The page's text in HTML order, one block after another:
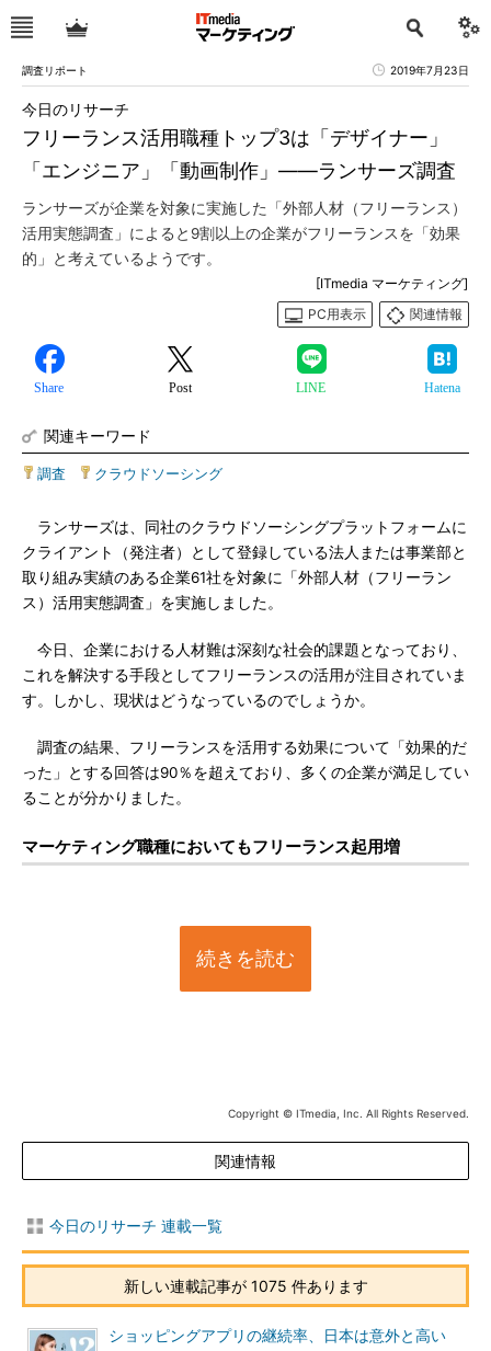
調査リポート 2019年7月23日
フリーランス活用職種トップ3は「デザイナー」
「エンジニア」「動画制作」――ランサーズ調査
今日のリサーチ
ランサーズが企業を対象に実施した「外部人材（フリーランス）
活用実態調査」によると9割以上の企業がフリーランスを「効果
的」と考えているようです。
[ITmedia マーケティング]
PC用表示
関連情報
Share Post LINE Hatena
関連キーワード
調査 クラウドソーシング
ランサーズは、同社のクラウドソーシングプラットフォームに
クライアント（発注者）として登録している法人または事業部と
取り組み実績のある企業61社を対象に「外部人材（フリーラン
ス）活用実態調査」を実施しました。
今日、企業における人材難は深刻な社会的課題となっており、
これを解決する手段としてフリーランスの活用が注目されていま
す。しかし、現状はどうなっているのでしょうか。
調査の結果、フリーランスを活用する効果について「効果的だ
った」とする回答は90％を超えており、多くの企業が満足してい
ることが分かりました。
マーケティング職種においてもフリーランス起用増
続きを読む
Copyright © ITmedia, Inc. All Rights Reserved.
関連情報
今日のリサーチ 連載一覧
新しい連載記事が 1075 件あります
ショッピングアプリの継続率、日本は意外と高い